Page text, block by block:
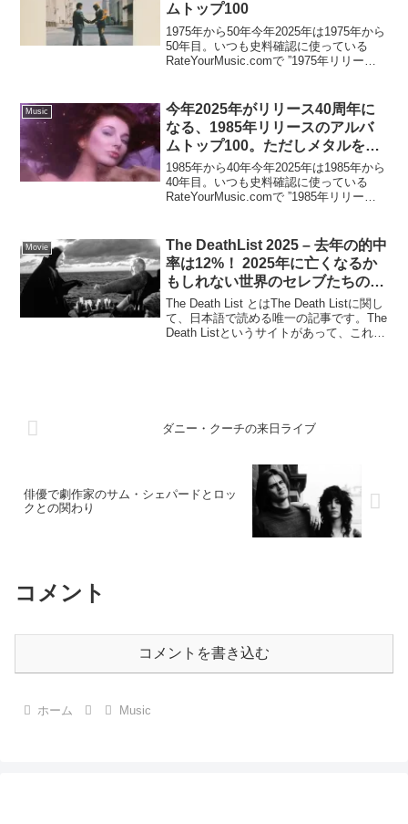
ムトップ100
1975年から50年今年2025年は1975年から
50年目。いつも史料確認に使っている
RateYourMusic.comで ”1975年リリース
100まで広げる...
Music
今年2025年がリリース40周年に
なる、1985年リリースのアルバ
ムトップ100。ただしメタルを除
く
1985年から40年今年2025年は1985年から
40年目。いつも史料確認に使っている
RateYourMusic.comで ”1985年リリース
カルチャーを音...
Movie
The DeathList 2025 – 去年の的中
率は12%！ 2025年に亡くなるか
もしれない世界のセレブたちのリ
スト
The Death List とはThe Death Listに関し
て、日本語で読める唯一の記事です。The
Death Listというサイトがあって、これを
ダニー・クーチの来日ライブ
俳優で劇作家のサム・シェパードとロッ
クとの関わり
コメント
コメントを書き込む
ホーム Music